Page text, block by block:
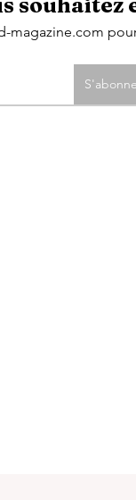
magazine.com